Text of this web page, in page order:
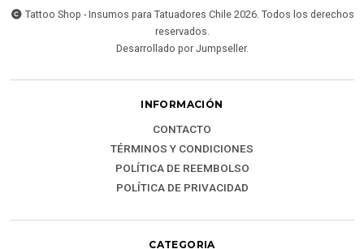
Tattoo Shop - Insumos para Tatuadores Chile 2026. Todos los derechos
reservados.
Desarrollado por Jumpseller.
INFORMACIÓN
CONTACTO
TÉRMINOS Y CONDICIONES
POLÍTICA DE REEMBOLSO
POLÍTICA DE PRIVACIDAD
CATEGORIA